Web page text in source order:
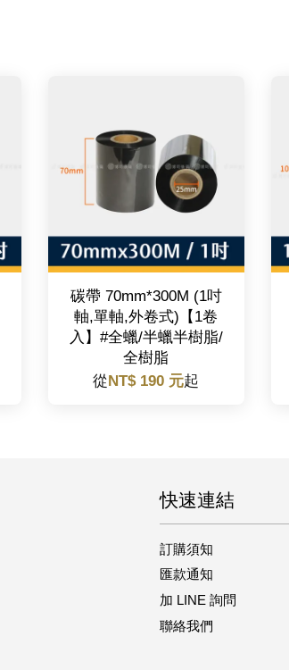
碳帶 70mm*300M (1吋
軸,單軸,外卷式)【1卷
入】#全蠟/半蠟半樹脂/
全樹脂
從NT$ 190 元起
快速連結
訂購須知
匯款通知
加 LINE 詢問
聯絡我們